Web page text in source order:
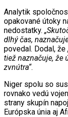
Analytik
opakované útoky
nedostatky.
dlhý čas,
povedal. Dodal, že
tiež naznačuje, že
zvnútra“.
Niger spolu so
rovnako vedú
strany skupín
Európska únia aj